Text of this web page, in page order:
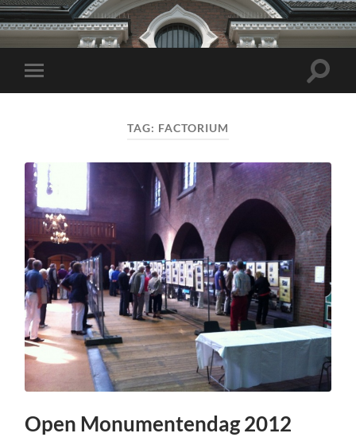
Toggle
mobiel
Toggle
TAG: FACTORIUM
Open Monumentendag 2012